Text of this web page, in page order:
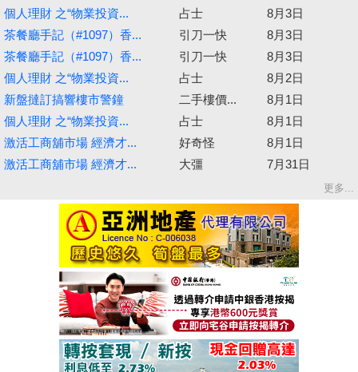
個人理財 之“物業投資...
占士
8月3日
茶餐廳手記（#1097）香...
引刀一快
8月3日
茶餐廳手記（#1097）香...
引刀一快
8月3日
個人理財 之“物業投資...
占士
8月2日
新盤撻訂搞響樓市警鐘
二手樓價...
8月1日
個人理財 之“物業投資...
占士
8月1日
激活工商舖市場 經濟才...
好奇怪
8月1日
激活工商舖市場 經濟才...
大彊 7月31日
更多...